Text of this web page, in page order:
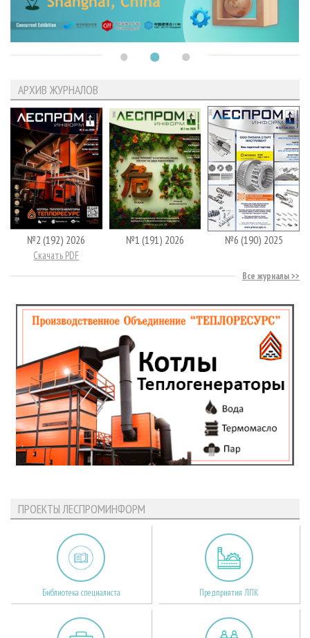
АРХИВ ЖУРНАЛОВ
№2 (192) 2026
Скачать PDF
№1 (191) 2026 №6 (190) 2025
Все журналы
ПРОЕКТЫ ЛЕСПРОМИНФОРМ
Библиотека специалиста Предприятия ЛПК